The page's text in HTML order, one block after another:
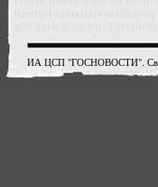
ИА ЦСП "ГОСНОВОСТИ".